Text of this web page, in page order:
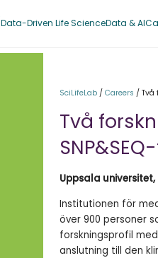
Data-Driven Life ScienceData & AI
SciLifeLab / Careers / Två
Två
Uppsala
Institutionen för
över 900 personer
forskningsprofil
anslutning till den